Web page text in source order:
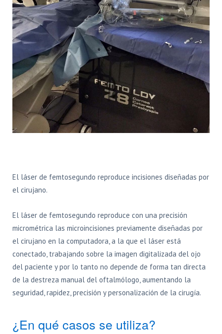
El láser de femtosegundo reproduce incisiones diseñadas por
el cirujano.
El láser de femtosegundo reproduce con una precisión
micrométrica las microincisiones previamente diseñadas por
el cirujano en la computadora, a la que el láser está
conectado, trabajando sobre la imagen digitalizada del ojo
del paciente y por lo tanto no depende de forma tan directa
de la destreza manual del oftalmólogo, aumentando la
seguridad, rapidez, precisión y personalización de la cirugía.
¿En qué casos se utiliza?